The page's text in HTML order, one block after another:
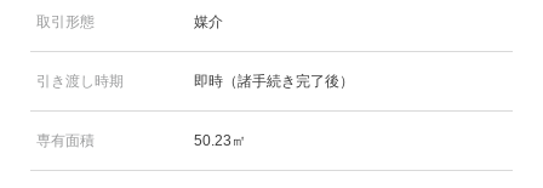
取引形態 媒介
引き渡し時期 即時（諸手続き完了後）
専有面積 50.23㎡